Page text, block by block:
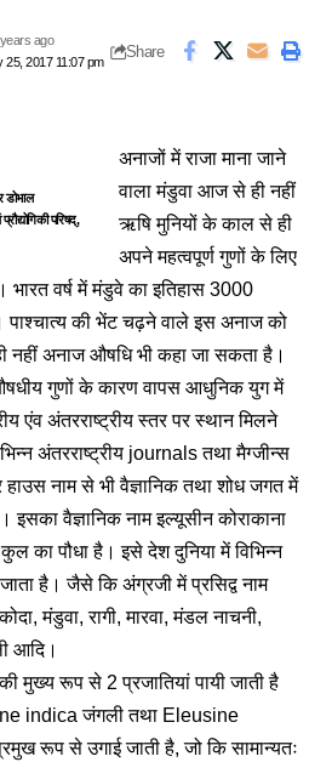
25, 2017 11:07 pm
ago
Share
डोभाल
परिषद्,
अनाजों में राजा माना जाने
वाला मंडुवा आज से ही नहीं
ऋषि मुनियों के काल से ही
अपने महत्वपूर्ण गुणों के लिए
भारत वर्ष में मंडुवे का इतिहास 3000
पाश्चात्य की भेंट चढ़ने वाले इस अनाज को
नहीं अनाज औषधि भी कहा जा सकता है।
गुणों के कारण वापस आधुनिक युग में
एंव अंतरराष्ट्रीय स्तर पर स्थान मिलने
अंतरराष्ट्रीय journals तथा मैग्जीन्स
नाम से भी वैज्ञानिक तथा शोध जगत में
इसका वैज्ञानिक नाम इल्यूसीन कोराकाना
का पौधा है। इसे देश दुनिया में विभिन्न
है। जैसे कि अंग्रजी में प्रसिद्व नाम
मंडुवा, रागी, मारवा, मंडल नाचनी,
आदि।
मुख्य रूप से 2 प्रजातियां पायी जाती है
indica जंगली तथा Eleusine
रूप से उगाई जाती है, जो कि सामान्यतः